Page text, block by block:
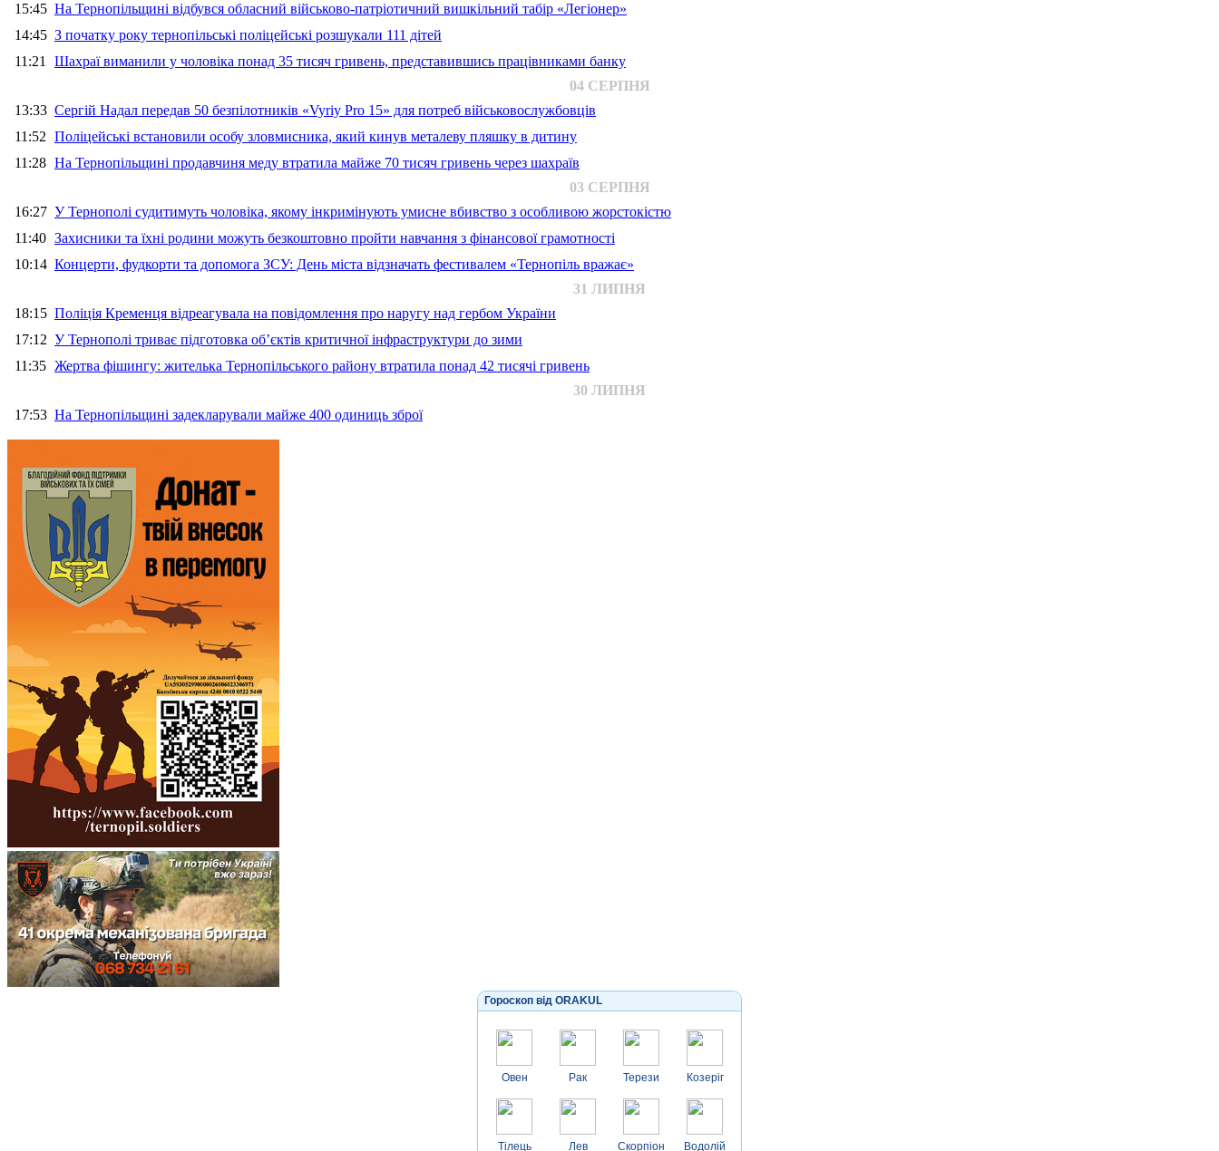
15:45 На Тернопільщині відбувся обласний військово-патріотичний вишкільний табір «Легіонер»
14:45 З початку року тернопільські поліцейські розшукали 111 дітей
11:21 Шахраї виманили у чоловіка понад 35 тисяч гривень, представившись працівниками банку
04 СЕРПНЯ
13:33 Сергій Надал передав 50 безпілотників «Vyriy Pro 15» для потреб військовослужбовців
11:52 Поліцейські встановили особу зловмисника, який кинув металеву пляшку в дитину
11:28 На Тернопільщині продавчиня меду втратила майже 70 тисяч гривень через шахраїв
03 СЕРПНЯ
16:27 У Тернополі судитимуть чоловіка, якому інкримінують умисне вбивство з особливою жорстокістю
11:40 Захисники та їхні родини можуть безкоштовно пройти навчання з фінансової грамотності
10:14 Концерти, фудкорти та допомога ЗСУ: День міста відзначать фестивалем «Тернопіль вражає»
31 ЛИПНЯ
18:15 Поліція Кременця відреагувала на повідомлення про наругу над гербом України
17:12 У Тернополі триває підготовка об’єктів критичної інфраструктури до зими
11:35 Жертва фішингу: жителька Тернопільського району втратила понад 42 тисячі гривень
30 ЛИПНЯ
17:53 На Тернопільщині задекларували майже 400 одиниць зброї
Гороскоп від ORAKUL
Овен
Тілець
Рак
Лев
Терези
Скорпіон
Козеріг
Водолій